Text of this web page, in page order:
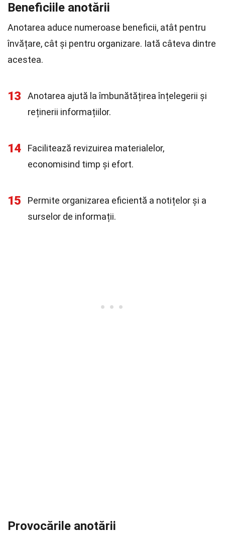
Beneficiile anotării
Anotarea aduce numeroase beneficii, atât pentru
învățare, cât și pentru organizare. Iată câteva dintre
acestea.
13
Anotarea ajută la îmbunătățirea înțelegerii și
reținerii informațiilor.
14
Facilitează revizuirea materialelor,
economisind timp și efort.
15
Permite organizarea eficientă a notițelor și a
surselor de informații.
Provocările anotării